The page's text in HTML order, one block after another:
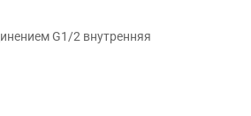
G1/2 внутренняя